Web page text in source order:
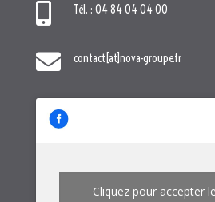
Cliquez pour accepter